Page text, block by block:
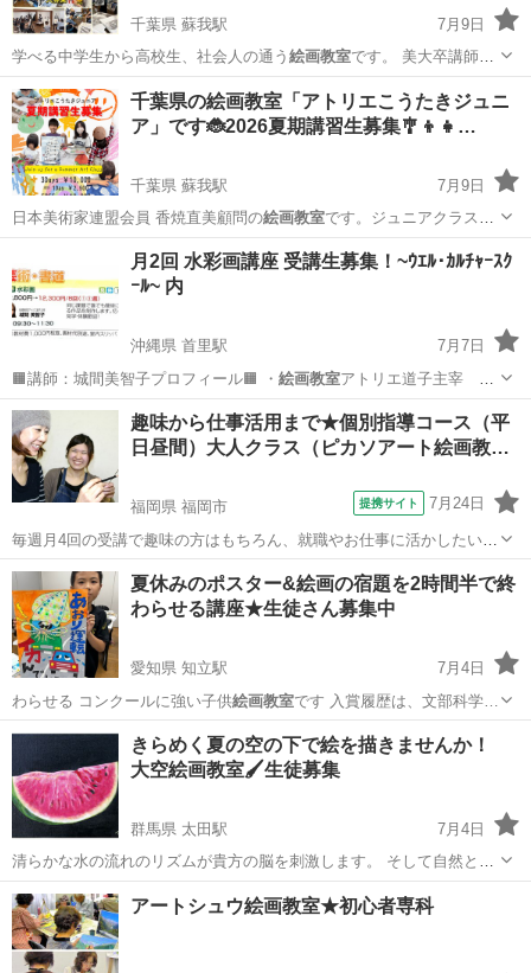
千葉県 蘇我駅
7月9日
学べる中学生から高校生、社会人の通う 絵画教室です。 美大卒講師と
現在芸大などに…
千葉 千葉市 蘇我駅 デッサン 美大
千葉県の絵画教室「アトリエこうたきジュニ
ア」です🐞2026夏期講習生募集🎐👦👧…
千葉県 蘇我駅
7月9日
日本美術家連盟会員 香焼直美顧問の絵画教室です。ジュニアクラスは
絵画コンクール…
蘇我駅 水彩画 美大
月2回 水彩画講座 受講生募集！~ｳｴﾙ･ｶﾙﾁｬｰｽｸ
ｰﾙ~ 内
沖縄県 首里駅
7月7日
🟧講師：城間美智子プロフィール🟧 ・ 絵画教室アトリエ道子主宰
・九州産業大学…
沖縄 那覇市 首里駅 水彩画 カルチャー
趣味から仕事活用まで★個別指導コース（平
日昼間）大人クラス（ピカソアート絵画教…
福岡県 福岡市 提携サイト 7月24日
毎週月4回の受講で趣味の方はもちろん、就職やお仕事に活かしたい方
などあなたの目的に合わせた個別カリキュラムを組んで指導します。
デッサンから水彩、油絵など使いたい画材やどういう仕事に活かした
いのかなど気軽に相談できカリキュラ...
福岡 福岡市 デッサン
夏休みのポスター&絵画の宿題を2時間半で終
わらせる講座​★生徒さん募集中
愛知県 知立駅
7月4日
わらせる コンクールに強い子供絵画教室 です 入賞履歴は、文部科学…
愛知 知立市 知立駅 絵画 夏休み
きらめく夏の空の下で絵を描きませんか！
大空絵画教室🖌生徒募集
群馬県 太田駅
7月4日
清らかな水の流れのリズムが貴方の脳を刺激します。 そして自然との
一体感が生まれ世界に一枚の絵が生まれます。 教室開催日 毎月 第
二・第三日曜日 天候による変更有り 翌週への移行又は屋内制作 受講
時間 ...
群馬 太田市 太田駅 油絵 絵画教室
アートシュウ絵画教室★初心者専科